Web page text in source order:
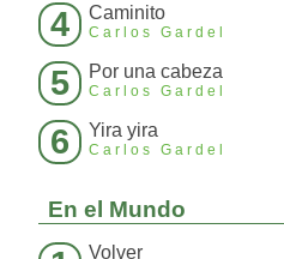
4 Caminito
Carlos Gardel
5 Por una cabeza
Carlos Gardel
6 Yira yira
Carlos Gardel
En el Mundo
Volver